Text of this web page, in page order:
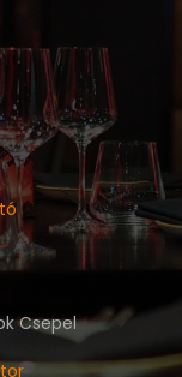
Csepel